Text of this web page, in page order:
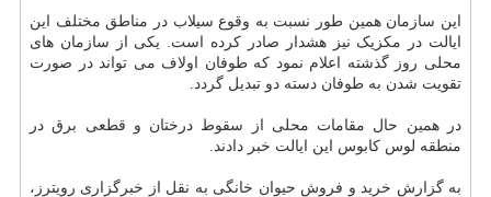
این سازمان همین طور نسبت به وقوع سیلاب در مناطق مختلف این
ایالت در مکزیک نیز هشدار صادر کرده است. یکی از سازمان های
محلی روز گذشته اعلام نمود که طوفان اولاف می تواند در صورت
تقویت شدن به طوفان دسته دو تبدیل گردد.
در همین حال مقامات محلی از سقوط درختان و قطعی برق در
منطقه لوس کابوس این ایالت خبر دادند.
به گزارش خرید و فروش حیوان خانگی به نقل از خبرگزاری رویترز،